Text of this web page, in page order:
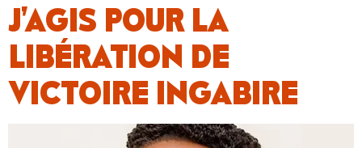
J’AGIS POUR LA
LIBÉRATION DE
VICTOIRE INGABIRE